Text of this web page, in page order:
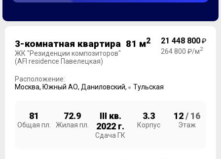
3-комнатная квартира 81 м2
ЖК "Резиденции композиторов"
(AFI residence Павелецкая)
21 448 800₽
264 800 ₽/м2
Расположение:
Москва, Южный АО, Даниловский, Тульская
81
Общая пл.
72.9
Жилая пл.
III кв.
2022 г.
Сдача ГК
3.3
Корпус
12/ 16
Этаж